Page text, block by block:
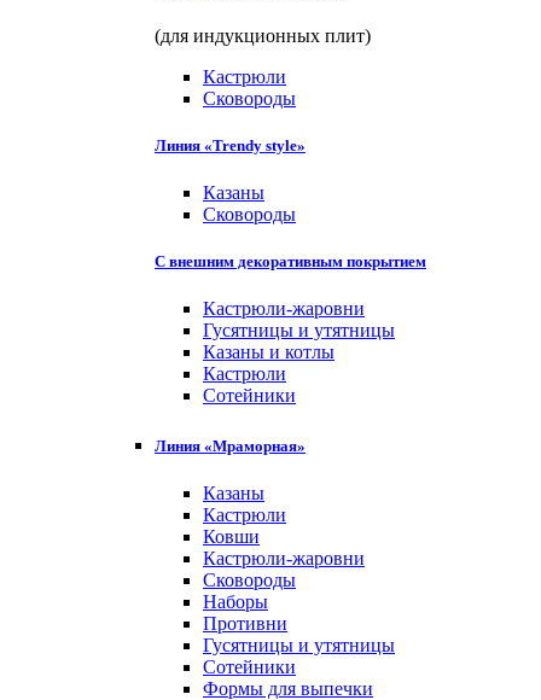
(для индукционных плит)
Кастрюли
Сковороды
Линия «Trendy style»
Казаны
Сковороды
С внешним декоративным покрытием
Кастрюли-жаровни
Гусятницы и утятницы
Казаны и котлы
Кастрюли
Сотейники
Линия «Мраморная»
Казаны
Кастрюли
Ковши
Кастрюли-жаровни
Сковороды
Наборы
Противни
Гусятницы и утятницы
Сотейники
Формы для выпечки